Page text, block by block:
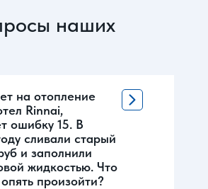
наших
на отопление
Rinnai,
ошибку 15. В
сливали старый
и заполнили
жидкостью. Что
произойти?